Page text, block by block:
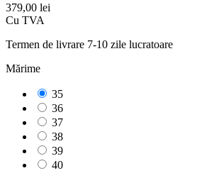
379,00 lei
Cu TVA
Termen de livrare 7-10 zile lucratoare
Mărime
35
36
37
38
39
40